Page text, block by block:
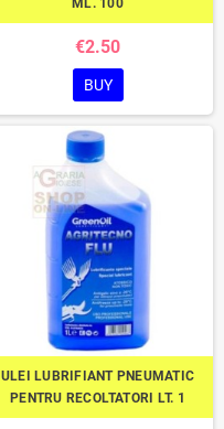
ML. 100
€2.50
BUY
ULEI LUBRIFIANT PNEUMATIC
PENTRU RECOLTATORI LT. 1